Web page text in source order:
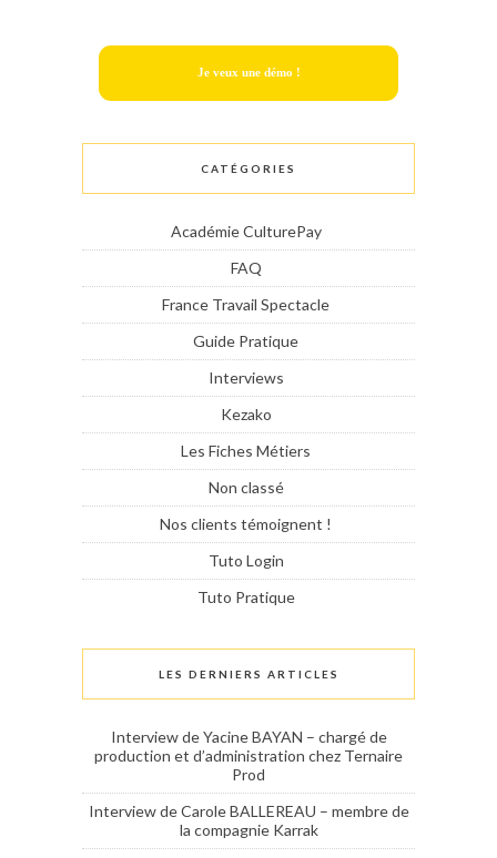
Je veux une démo !
CATÉGORIES
Académie CulturePay
FAQ
France Travail Spectacle
Guide Pratique
Interviews
Kezako
Les Fiches Métiers
Non classé
Nos clients témoignent !
Tuto Login
Tuto Pratique
LES DERNIERS ARTICLES
Interview de Yacine BAYAN – chargé de
production et d’administration chez Ternaire
Prod
Interview de Carole BALLEREAU – membre de
la compagnie Karrak